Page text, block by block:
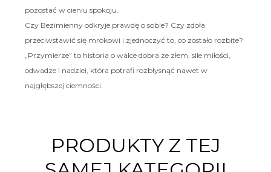
pozostać w cieniu spokoju.
Czy Bezimienny odkryje prawdę o sobie? Czy zdoła
przeciwstawić się mrokowi i zjednoczyć to, co zostało rozbite?
„Przymierze” to historia o walce dobra ze złem, sile miłości,
odwadze i nadziei, która potrafi rozbłysnąć nawet w
najgłębszej ciemności.
PRODUKTY Z TEJ